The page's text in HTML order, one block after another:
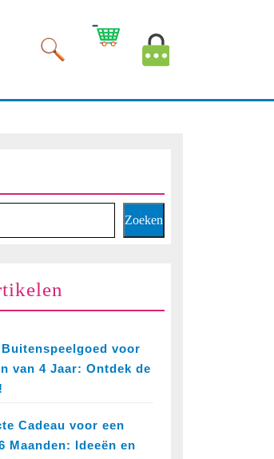
Winkelwagen
afbeelding
Zoeken
voor
van 4 Jaar: Ontdek de
Cadeau voor een
Maanden: Ideeën en